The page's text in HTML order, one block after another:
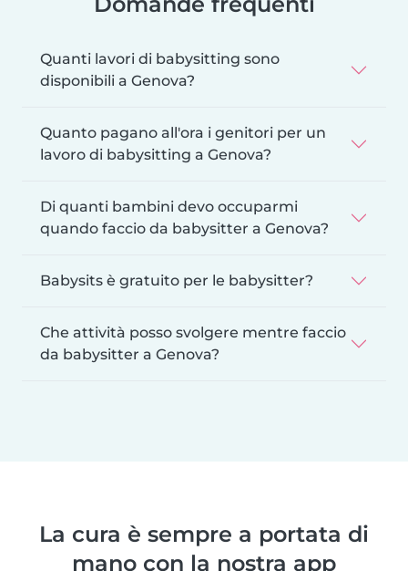
Quanti lavori di babysitting sono
disponibili a Genova?
Quanto pagano all'ora i genitori per un
lavoro di babysitting a Genova?
Di quanti bambini devo occuparmi
quando faccio da babysitter a Genova?
Babysits è gratuito per le babysitter?
Che attività posso svolgere mentre faccio
da babysitter a Genova?
La cura è sempre a portata di
mano con la nostra app